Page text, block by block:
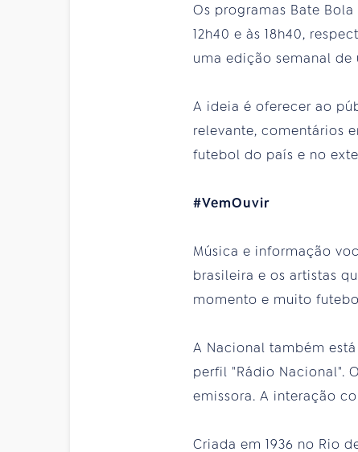
Os programas Bate
12h40 e às 18h40,
uma edição semanal de
A ideia é oferecer ao
relevante, comentários
futebol do país e no
#VemOuvir
Música e informação
brasileira e os artistas
momento e muito
A Nacional também
perfil "Rádio Nacional".
emissora. A interação
Criada em 1936 no Rio